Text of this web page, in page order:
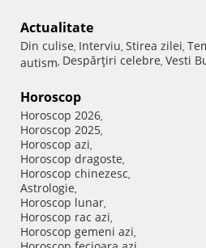
Actualitate
Din culise, Interviu, Stirea zilei,
autism, Despărţiri celebre, Vesti
Horoscop
Horoscop 2026,
Horoscop 2025,
Horoscop azi,
Horoscop dragoste,
Horoscop chinezesc,
Astrologie,
Horoscop lunar,
Horoscop rac azi,
Horoscop gemeni azi,